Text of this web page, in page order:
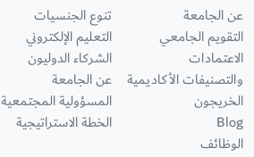
عن الجامعة
التقويم الجامعي
الاعتمادات
والتصنيفات الأكاديمية
الخريجون
Blog
الوظائف
تنوع الجنسيات
التعليم الإلكتروني
الشركاء الدوليون
عن الجامعة
المسؤولية المجتمعية
الخطة الاستراتيجية